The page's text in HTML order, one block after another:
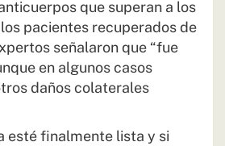
que superan a los
pacientes recuperados de
señalaron que “fue
en algunos casos
daños colaterales
esté finalmente lista y si